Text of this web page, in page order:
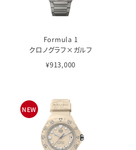
Formula 1
クロノグラフ×ガルフ
¥913,000
NEW